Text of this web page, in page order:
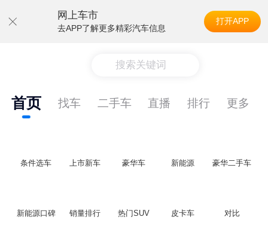
网上车市
去APP了解更多精彩汽车信息
打开APP
搜索关键词
首页 找车 二手车 直播 排行 更多
条件选车 上市新车 豪华车 新能源 豪华二手车
新能源口碑 销量排行 热门SUV 皮卡车 对比